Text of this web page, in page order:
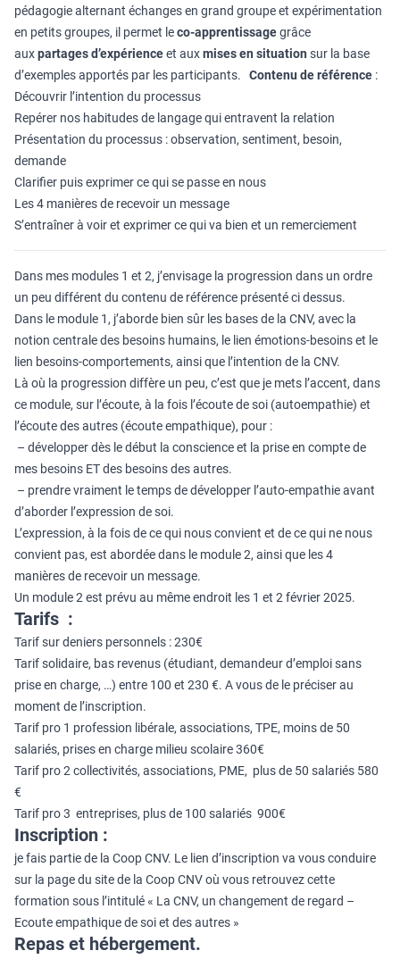
pédagogie alternant échanges en grand groupe et expérimentation
en petits groupes, il permet leco-apprentissagegrâce
auxpartages d’expérienceet auxmises en situation sur la base
d’exemples apportés par les participants. Contenu de référence :
Découvrir l’intention du processus
Repérer nos habitudes de langage qui entravent la relation
Présentation du processus : observation, sentiment, besoin,
demande
Clarifier puis exprimer ce qui se passe en nous
Les 4 manières de recevoir un message
S’entraîner à voir et exprimer ce qui va bien et un remerciement
Dans mes modules 1 et 2, j’envisage la progression dans un ordre
un peu différent du contenu de référence présenté ci dessus.
Dans le module 1, j’aborde bien sûr les bases de la CNV, avec la
notion centrale des besoins humains, le lien émotions-besoins et le
lien besoins-comportements, ainsi que l’intention de la CNV.
Là où la progression diffère un peu, c’est que je mets l’accent, dans
ce module, sur l’écoute, à la fois l’écoute de soi (autoempathie) et
l’écoute des autres (écoute empathique), pour :
– développer dès le début la conscience et la prise en compte de
mes besoins ET des besoins des autres.
– prendre vraiment le temps de développer l’auto-empathie avant
d’aborder l’expression de soi.
L’expression, à la fois de ce qui nous convient et de ce qui ne nous
convient pas, est abordée dans le module 2, ainsi que les 4
manières de recevoir un message.
Un module 2 est prévu au même endroit les 1 et 2 février 2025.
Tarifs :
Tarif sur deniers personnels : 230€
Tarif solidaire, bas revenus (étudiant, demandeur d’emploi sans
prise en charge, …) entre 100 et 230 €. A vous de le préciser au
moment de l’inscription.
Tarif pro 1 profession libérale, associations, TPE, moins de 50
salariés, prises en charge milieu scolaire 360€
Tarif pro 2 collectivités, associations, PME, plus de 50 salariés 580
€
Tarif pro 3 entreprises, plus de 100 salariés 900€
Inscription :
je fais partie de la Coop CNV. Le lien d’inscription va vous conduire
sur la page du site de la Coop CNV où vous retrouvez cette
formation sous l’intitulé « La CNV, un changement de regard –
Ecoute empathique de soi et des autres »
Repas et hébergement.